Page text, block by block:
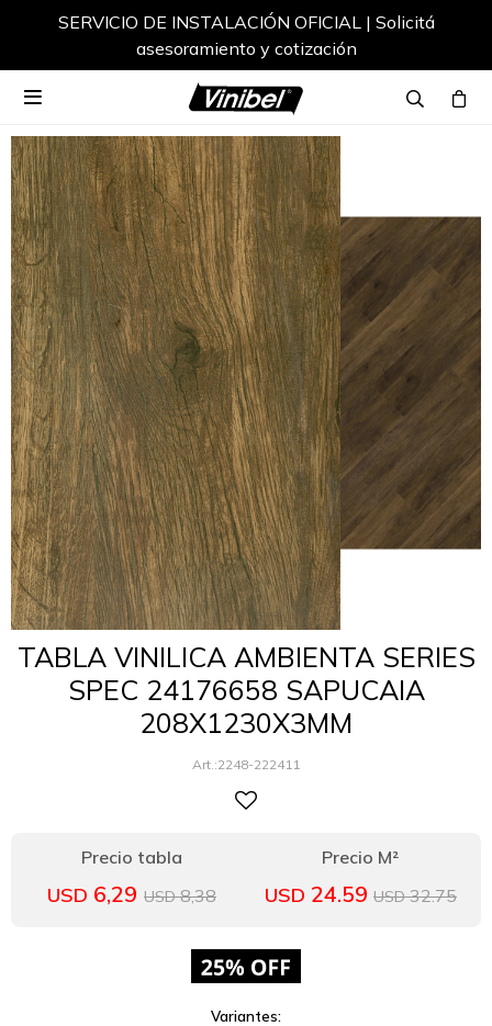
SERVICIO DE INSTALACIÓN OFICIAL | Solicitá
asesoramiento y cotización

TABLA VINILICA AMBIENTA SERIES
SPEC 24176658 SAPUCAIA
208X1230X3MM
2248-222411
USD 6,29 USD 8,38 USD 24.59 USD 32.75
Variantes: